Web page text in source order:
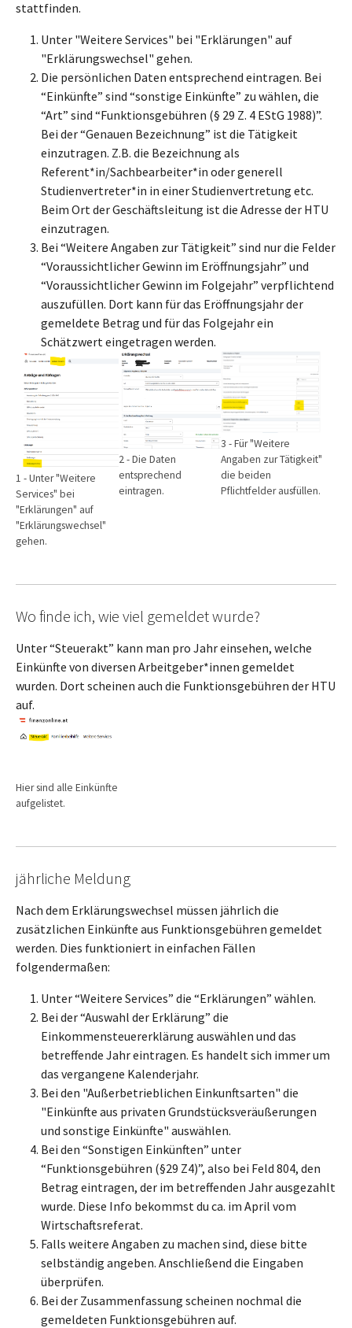
Show larger version
1 - Unter "Weitere
Services" bei
"Erklärungen" auf
"Erklärungswechsel"
gehen.
Show larger version
2 - Die Daten
entsprechend
eintragen.
Show larger version
3 - Für "Weitere
Angaben zur Tätigkeit"
die beiden
Pflichtfelder ausfüllen.
stattfinden.
Unter "Weitere Services" bei "Erklärungen" auf
"Erklärungswechsel" gehen.
Die persönlichen Daten entsprechend eintragen. Bei
“Einkünfte” sind “sonstige Einkünfte” zu wählen, die
“Art” sind “Funktionsgebühren (§ 29 Z. 4 EStG 1988)”.
Bei der “Genauen Bezeichnung” ist die Tätigkeit
einzutragen. Z.B. die Bezeichnung als
Referent*in/Sachbearbeiter*in oder generell
Studienvertreter*in in einer Studienvertretung etc.
Beim Ort der Geschäftsleitung ist die Adresse der HTU
einzutragen.
Bei “Weitere Angaben zur Tätigkeit” sind nur die Felder
“Voraussichtlicher Gewinn im Eröffnungsjahr” und
“Voraussichtlicher Gewinn im Folgejahr” verpflichtend
auszufüllen. Dort kann für das Eröffnungsjahr der
gemeldete Betrag und für das Folgejahr ein
Schätzwert eingetragen werden.
Show larger version
Hier sind alle Einkünfte
aufgelistet.
Wo finde ich, wie viel gemeldet wurde?
Unter “Steuerakt” kann man pro Jahr einsehen, welche
Einkünfte von diversen Arbeitgeber*innen gemeldet
wurden. Dort scheinen auch die Funktionsgebühren der HTU
auf.
jährliche Meldung
Nach dem Erklärungswechsel müssen jährlich die
zusätzlichen Einkünfte aus Funktionsgebühren gemeldet
werden. Dies funktioniert in einfachen Fällen
folgendermaßen:
Unter “Weitere Services” die “Erklärungen” wählen.
Bei der “Auswahl der Erklärung” die
Einkommensteuererklärung auswählen und das
betreffende Jahr eintragen. Es handelt sich immer um
das vergangene Kalenderjahr.
Bei den "Außerbetrieblichen Einkunftsarten" die
"Einkünfte aus privaten Grundstücksveräußerungen
und sonstige Einkünfte" auswählen.
Bei den “Sonstigen Einkünften” unter
“Funktionsgebühren (§29 Z4)”, also bei Feld 804, den
Betrag eintragen, der im betreffenden Jahr ausgezahlt
wurde. Diese Info bekommst du ca. im April vom
Wirtschaftsreferat.
Falls weitere Angaben zu machen sind, diese bitte
selbständig angeben. Anschließend die Eingaben
überprüfen.
Bei der Zusammenfassung scheinen nochmal die
gemeldeten Funktionsgebühren auf.